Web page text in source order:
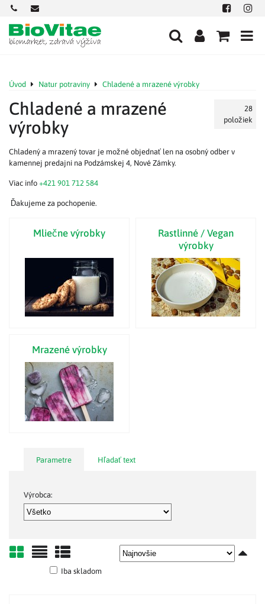
+421
901
712
584
office@biovitae.sk Facebook
Úvod Natur potraviny Chladené a mrazené výrobky
Chladené a mrazené
výrobky
28
položiek
Chladený a mrazený tovar je možné objednať len na osobný odber v
kamennej predajni na Podzámskej 4, Nové Zámky.
Viac info +421 901 712 584
Ďakujeme za pochopenie.
Mliečne výrobky
Rastlinné / Vegan
výrobky
Mrazené výrobky
Parametre Hľadať text
Výrobca:
MriežkaZoznam
Tabuľka
Iba skladom